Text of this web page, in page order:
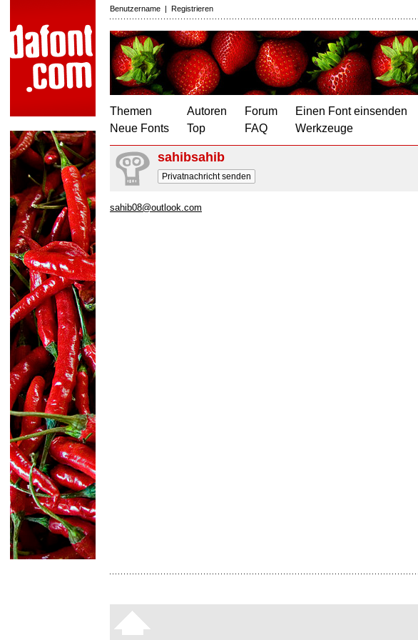
Benutzername | Registrieren
Themen
Neue Fonts
Autoren
Top
Forum
FAQ
Einen Font einsenden
Werkzeuge
sahibsahib
Privatnachricht senden
sahib08@outlook.com